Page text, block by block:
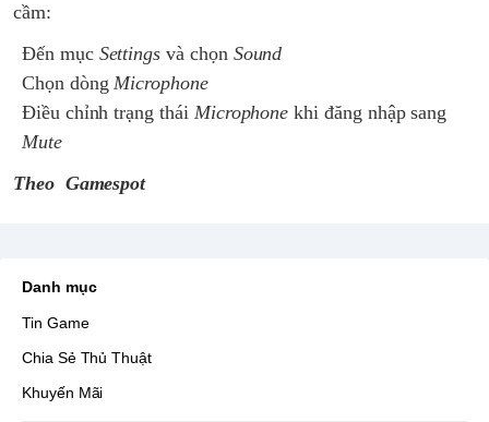
cầm:
Đến mục Settings và chọn Sound
Chọn dòngMicrophone
Điều chỉnh trạng thái Microphone khi đăng nhập sang
Mute
Theo Gamespot
Danh mục
Tin Game
Chia Sẻ Thủ Thuật
Khuyến Mãi